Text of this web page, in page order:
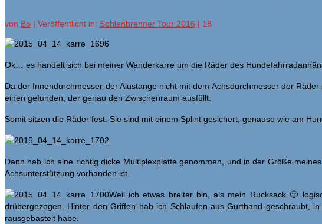
von Bo | Veröffentlicht in: Sohlenbrenner Tour 2016 | 18
Ok… es handelt sich bei meiner Wanderkarre um die Räder des
Da der Innendurchmesser der Alustange nicht mit dem Achsdurchmesser der
einen gefunden, der genau den Zwischenraum ausfüllt.
Somit sitzen die Räder fest. Sie sind mit einem Splint gesichert, genauso wie am
Dann hab ich eine richtig dicke Multiplexplatte genommen, und in der Größe
Achsunterstützung vorhanden ist.
Weil ich etwas breiter bin, als mein Rucksack 🙂
drübergezogen. Hinter den Griffen hab ich Schlaufen aus Gurtband geschraubt,
rausgebastelt habe.